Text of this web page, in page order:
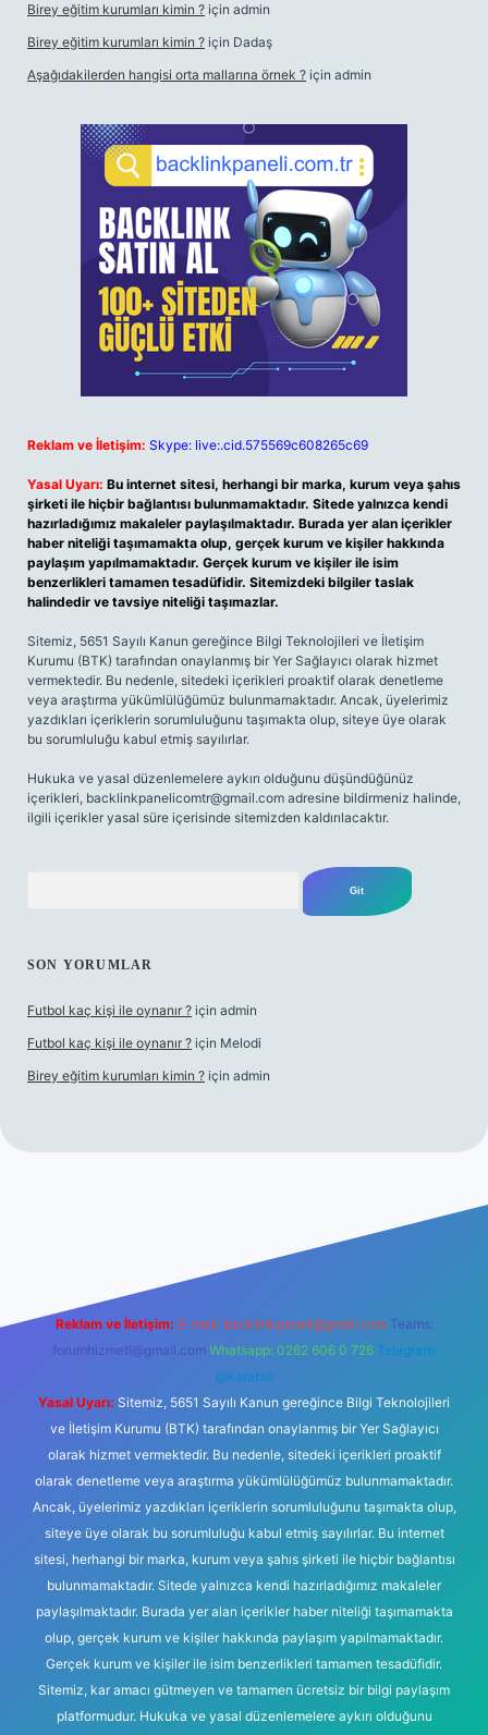
Birey eğitim kurumları kimin ? için admin
Birey eğitim kurumları kimin ? için Dadaş
Aşağıdakilerden hangisi orta mallarına örnek ? için admin
Reklam ve İletişim: Skype: live:.cid.575569c608265c69
Yasal Uyarı: Bu internet sitesi, herhangi bir marka, kurum veya şahıs
şirketi ile hiçbir bağlantısı bulunmamaktadır. Sitede yalnızca kendi
hazırladığımız makaleler paylaşılmaktadır. Burada yer alan içerikler
haber niteliği taşımamakta olup, gerçek kurum ve kişiler hakkında
paylaşım yapılmamaktadır. Gerçek kurum ve kişiler ile isim
benzerlikleri tamamen tesadüfidir. Sitemizdeki bilgiler taslak
halindedir ve tavsiye niteliği taşımazlar.
Sitemiz, 5651 Sayılı Kanun gereğince Bilgi Teknolojileri ve İletişim
Kurumu (BTK) tarafından onaylanmış bir Yer Sağlayıcı olarak hizmet
vermektedir. Bu nedenle, sitedeki içerikleri proaktif olarak denetleme
veya araştırma yükümlülüğümüz bulunmamaktadır. Ancak, üyelerimiz
yazdıkları içeriklerin sorumluluğunu taşımakta olup, siteye üye olarak
bu sorumluluğu kabul etmiş sayılırlar.
Hukuka ve yasal düzenlemelere aykırı olduğunu düşündüğünüz
içerikleri, backlinkpanelicomtr@gmail.com adresine bildirmeniz halinde,
ilgili içerikler yasal süre içerisinde sitemizden kaldırılacaktır.
SON YORUMLAR
Futbol kaç kişi ile oynanır ? için admin
Futbol kaç kişi ile oynanır ? için Melodi
Birey eğitim kurumları kimin ? için admin
Reklam ve İletişim: E-mail: backlinkpaneli@gmail.com Teams:
forumhizmeti@gmail.com Whatsapp: 0262 606 0 726 Telegram:
@karabul
Yasal Uyarı: Sitemiz, 5651 Sayılı Kanun gereğince Bilgi Teknolojileri
ve İletişim Kurumu (BTK) tarafından onaylanmış bir Yer Sağlayıcı
olarak hizmet vermektedir. Bu nedenle, sitedeki içerikleri proaktif
olarak denetleme veya araştırma yükümlülüğümüz bulunmamaktadır.
Ancak, üyelerimiz yazdıkları içeriklerin sorumluluğunu taşımakta olup,
siteye üye olarak bu sorumluluğu kabul etmiş sayılırlar. Bu internet
sitesi, herhangi bir marka, kurum veya şahıs şirketi ile hiçbir bağlantısı
bulunmamaktadır. Sitede yalnızca kendi hazırladığımız makaleler
paylaşılmaktadır. Burada yer alan içerikler haber niteliği taşımamakta
olup, gerçek kurum ve kişiler hakkında paylaşım yapılmamaktadır.
Gerçek kurum ve kişiler ile isim benzerlikleri tamamen tesadüfidir.
Sitemiz, kar amacı gütmeyen ve tamamen ücretsiz bir bilgi paylaşım
platformudur. Hukuka ve yasal düzenlemelere aykırı olduğunu